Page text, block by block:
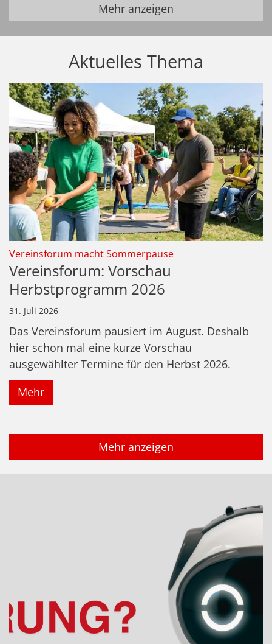
Mehr anzeigen
Aktuelles Thema
Vereinsforum macht Sommerpause:
Vereinsforum: Vorschau
Herbstprogramm 2026
31. Juli 2026
Das Vereinsforum pausiert im August. Deshalb
hier schon mal eine kurze Vorschau
ausgewählter Termine für den Herbst 2026.
Mehr
Mehr anzeigen